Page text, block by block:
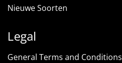
Nieuwe Soorten
Legal
General Terms and Conditions